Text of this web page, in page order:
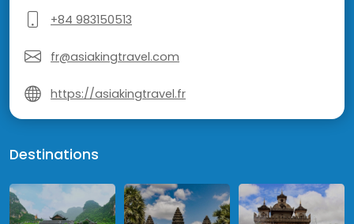
+84 983150513
fr@asiakingtravel.com
https://asiakingtravel.fr
Destinations